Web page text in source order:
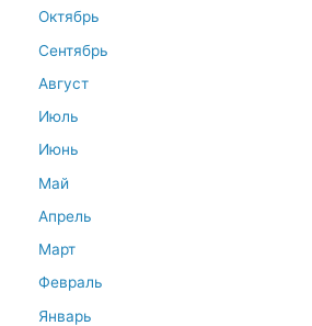
Октябрь
Сентябрь
Август
Июль
Июнь
Май
Апрель
Март
Февраль
Январь